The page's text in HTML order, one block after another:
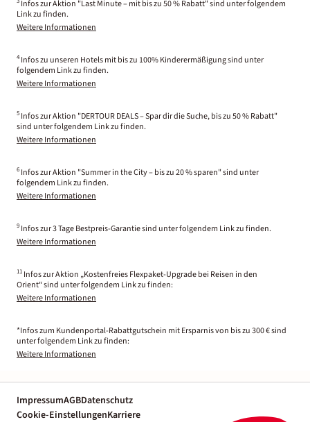
Infos zur Aktion "Last Minute – mit bis zu 50 % Rabatt" sind unter folgendem
Link zu finden.
Weitere Informationen
4 Infos zu unseren Hotels mit bis zu 100% Kinderermäßigung sind unter
folgendem Link zu finden.
Weitere Informationen
5 Infos zur Aktion "DERTOUR DEALS – Spar dir die Suche, bis zu 50 % Rabatt"
sind unter folgendem Link zu finden.
Weitere Informationen
6 Infos zur Aktion "Summer in the City – bis zu 20 % sparen" sind unter
folgendem Link zu finden.
Weitere Informationen
9 Infos zur 3 Tage Bestpreis-Garantie sind unter folgendem Link zu finden.
Weitere Informationen
11 Infos zur Aktion „Kostenfreies Flexpaket-Upgrade bei Reisen in den
Orient“ sind unter folgendem Link zu finden:
Weitere Informationen
*Infos zum Kundenportal-Rabattgutschein mit Ersparnis von bis zu 300 € sind
unter folgendem Link zu finden:
Weitere Informationen
ImpressumAGBDatenschutz
Cookie-EinstellungenKarriere